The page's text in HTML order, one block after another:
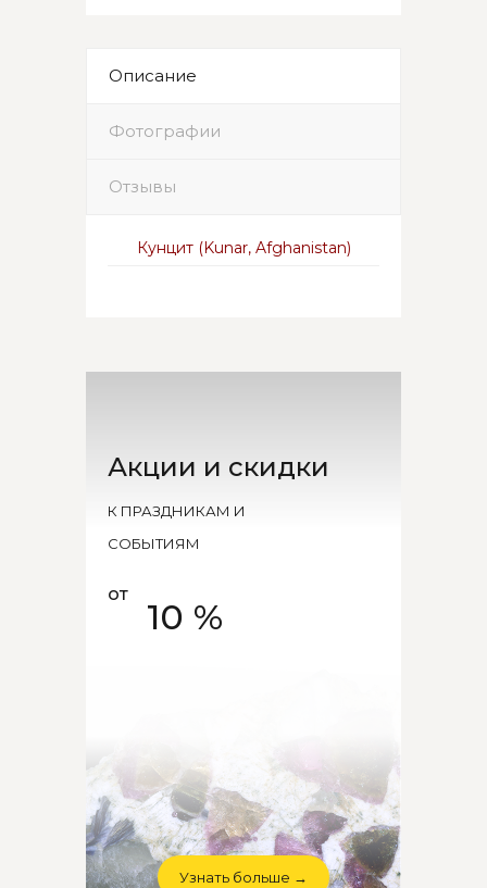
Описание
Фотографии
Отзывы
Кунцит (Kunar, Afghanistan)
Акции и скидки
К ПРАЗДНИКАМ И
СОБЫТИЯМ
от
10 %
Узнать больше →